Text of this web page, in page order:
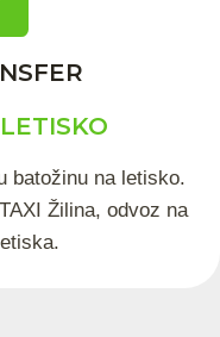
batožinu na letisko.
Žilina, odvoz na